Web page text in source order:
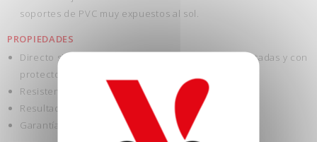
soportes de PVC muy expuestos al sol.
PROPIEDADES
Directo sin imprimación: sobre óxido, maderas pintadas y con
protector, PVC y aluminio
Resistencia: choques, manchas, intemperie y UV.
Resultado perfecto.
Garantía hasta 7 años.